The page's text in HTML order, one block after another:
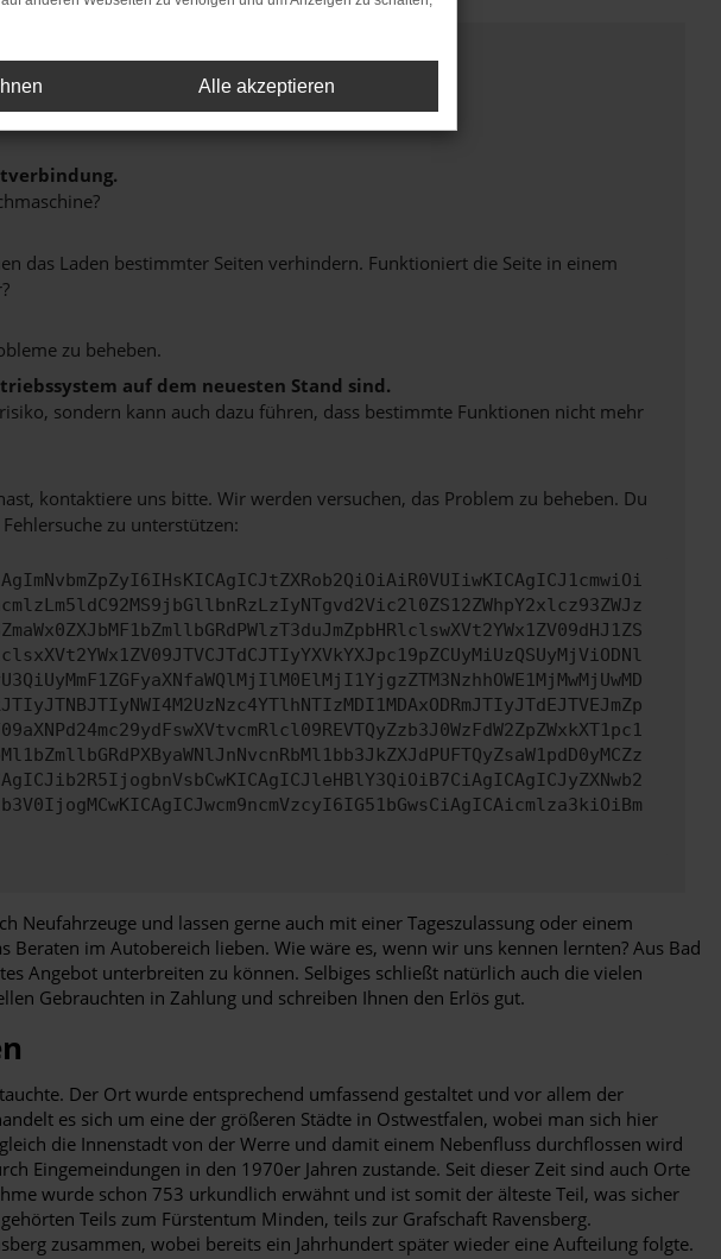
das Laden bestimmter Seiten verhindern. Funktioniert die Seite in einem
zu beheben.
auf dem neuesten Stand sind.
sondern kann auch dazu führen, dass bestimmte Funktionen nicht mehr
kontaktiere uns bitte. Wir werden versuchen, das Problem zu beheben. Du
zu unterstützen:
und lassen gerne auch mit einer Tageszulassung oder einem
im Autobereich lieben. Wie wäre es, wenn wir uns kennen lernten? Aus Bad
Angebot unterbreiten zu können. Selbiges schließt natürlich auch die vielen
Gebrauchten in Zahlung und schreiben Ihnen den Erlös gut.
Der Ort wurde entsprechend umfassend gestaltet und vor allem der
es sich um eine der größeren Städte in Ostwestfalen, wobei man sich hier
die Innenstadt von der Werre und damit einem Nebenfluss durchflossen wird
Eingemeindungen in den 1970er Jahren zustande. Seit dieser Zeit sind auch Orte
wurde schon 753 urkundlich erwähnt und ist somit der älteste Teil, was sicher
Teils zum Fürstentum Minden, teils zur Grafschaft Ravensberg.
zusammen, wobei bereits ein Jahrhundert später wieder eine Aufteilung folgte.
Alle akzeptieren